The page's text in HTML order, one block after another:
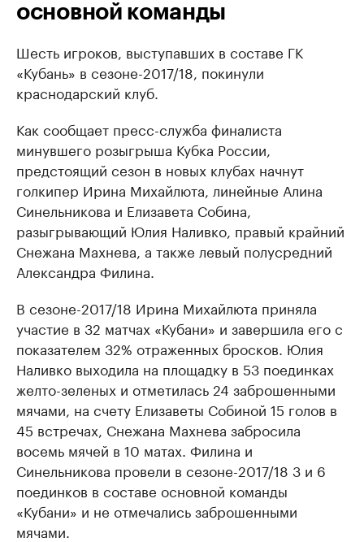
основной команды
Шесть игроков, выступавших в составе ГК
«Кубань» в сезоне-2017/18, покинули
краснодарский клуб.
Как сообщает пресс-служба финалиста
минувшего розыгрыша Кубка России,
предстоящий сезон в новых клубах начнут
голкипер Ирина Михайлюта, линейные Алина
Синельникова и Елизавета Собина,
разыгрывающий Юлия Наливко, правый крайний
Снежана Махнева, а также левый полусредний
Александра Филина.
В сезоне-2017/18 Ирина Михайлюта приняла
участие в 32 матчах «Кубани» и завершила его с
показателем 32% отраженных бросков. Юлия
Наливко выходила на площадку в 53 поединках
желто-зеленых и отметилась 24 заброшенными
мячами, на счету Елизаветы Собиной 15 голов в
45 встречах, Снежана Махнева забросила
восемь мячей в 10 матах. Филина и
Синельникова провели в сезоне-2017/18 3 и 6
поединков в составе основной команды
«Кубани» и не отмечались заброшенными
мячами.